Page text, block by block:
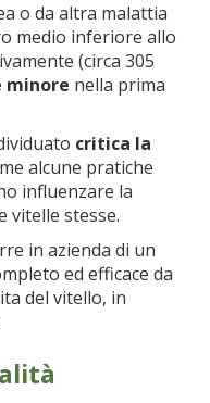
o da altra malattia
medio inferiore allo
(circa 305
minore nella prima
critica la
alcune pratiche
influenzare la
vitelle stesse.
in azienda di un
ed efficace da
del vitello, in